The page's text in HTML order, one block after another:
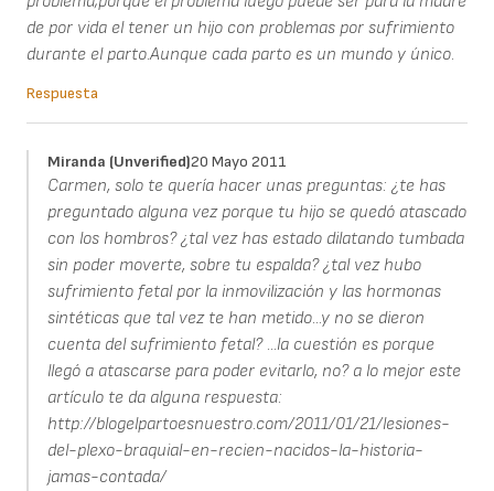
de por vida el tener un hijo con problemas por sufrimiento
durante el parto.Aunque cada parto es un mundo y único.
Respuesta
Miranda (unverified)20 Mayo 2011
Carmen, solo te quería hacer unas preguntas: ¿te has
preguntado alguna vez porque tu hijo se quedó atascado
con los hombros? ¿tal vez has estado dilatando tumbada
sin poder moverte, sobre tu espalda? ¿tal vez hubo
sufrimiento fetal por la inmovilización y las hormonas
sintéticas que tal vez te han metido...y no se dieron
cuenta del sufrimiento fetal? ...la cuestión es porque
llegó a atascarse para poder evitarlo, no? a lo mejor este
artículo te da alguna respuesta:
http://blogelpartoesnuestro.com/2011/01/21/lesiones-
del-plexo-braquial-en-recien-nacidos-la-historia-
jamas-contada/